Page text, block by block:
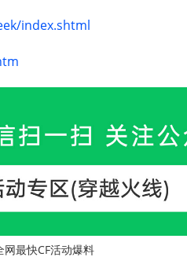
index.shtml
最快CF活动爆料